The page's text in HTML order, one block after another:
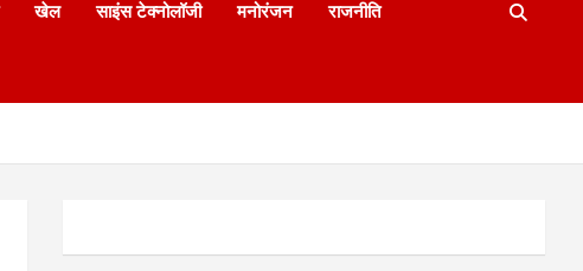
खेल साइंस टेक्नोलॉजी मनोरंजन राजनीति